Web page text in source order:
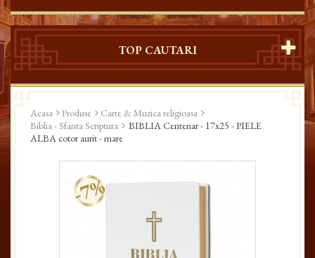
TOP CAUTARI
Acasa Produse
Carte & Muzica religioasa
Biblia - Sfanta Scriptura
BIBLIA Centenar - 17x25 - PIELE
ALBA cotor aurit - mare
-7%